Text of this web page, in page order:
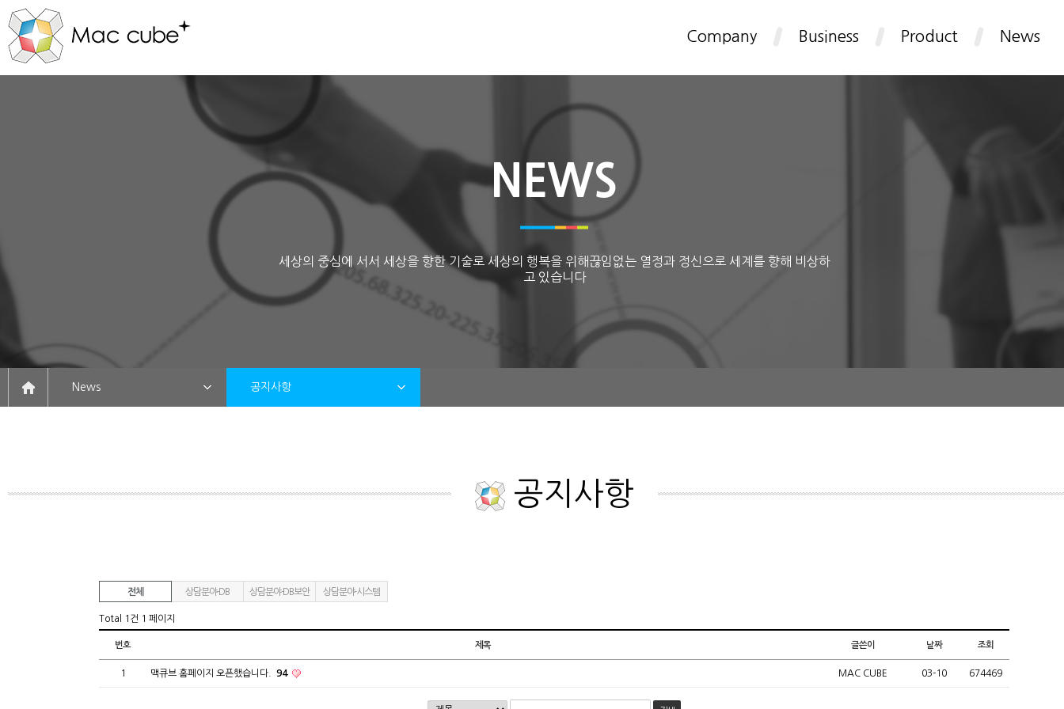
Company Business Product News
NEWS
세상의 중심에 서서 세상을 향한 기술로 세상의 행복을 위해끊임없는 열정과 정신으로 세계를 향해 비상하
고 있습니다
News 공지사항
공지사항
전체 상담분야-DB 상담분야-DB보안 상담분야-시스템
Total 1건 1 페이지
번호 제목 글쓴이 날짜 조회
1 맥큐브 홈페이지 오픈했습니다. 94 MAC CUBE 03-10 674469